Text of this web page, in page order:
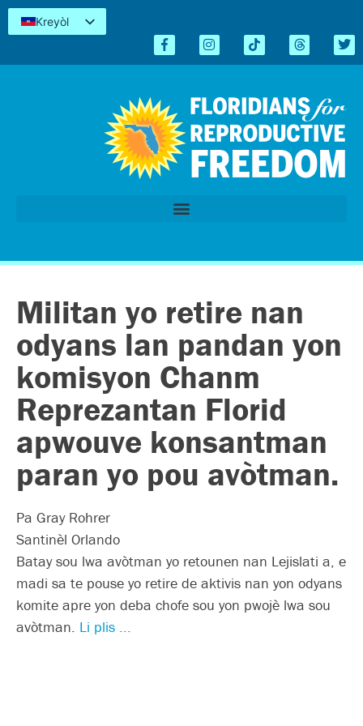
Kreyòl
Español
Militan yo retire nan
odyans lan pandan yon
komisyon Chanm
Reprezantan Florid
apwouve konsantman
paran yo pou avòtman.
Pa Gray Rohrer
Santinèl Orlando
Batay sou lwa avòtman yo retounen nan Lejislati a, e
madi sa te pouse yo retire de aktivis nan yon odyans
komite apre yon deba chofe sou yon pwojè lwa sou
avòtman. Li plis ...